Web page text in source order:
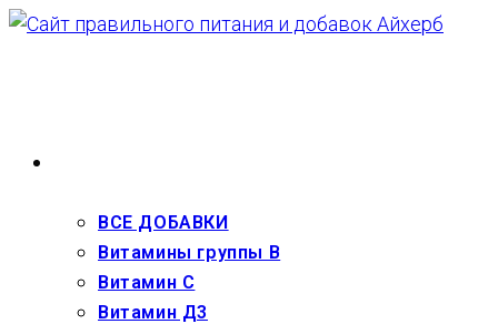
Перейти
ВСЕ ДОБАВКИ
Витамины группы В
Витамин С
Витамин Д3